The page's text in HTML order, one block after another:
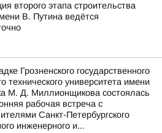
второго этапа строительства
В. Путина ведётся
Грозненского государственного
технического университета имени
М. Д. Миллионщикова состоялась
рабочая встреча с
Санкт-Петербургского
инженерного и...